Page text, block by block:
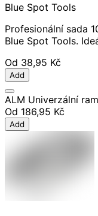
Blue Spot Tools
Profesionální sada
Blue Spot Tools.
Od 38,95 Kč
Add
ALM Univerzální
Od 186,95 Kč
Add